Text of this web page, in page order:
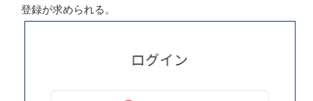
登録が求められる。